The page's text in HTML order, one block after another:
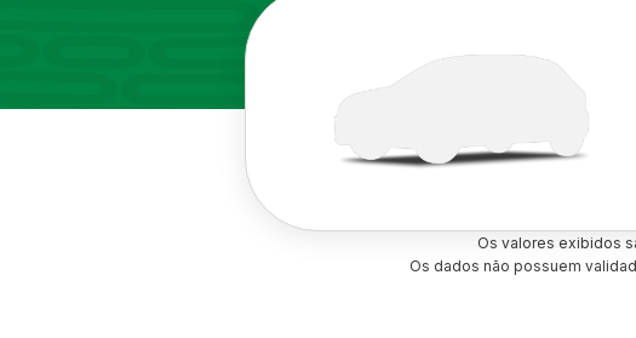
Os valores exibidos
Os dados não possuem